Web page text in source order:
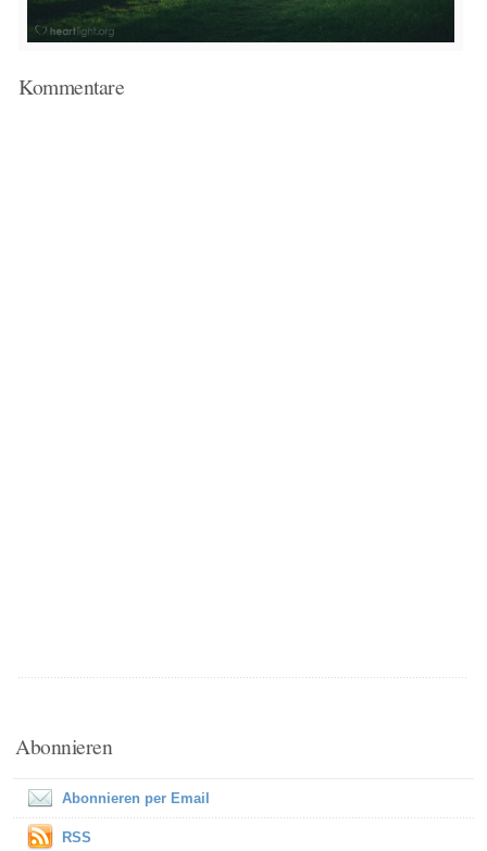
Kommentare
Abonnieren
Abonnieren per Email
RSS